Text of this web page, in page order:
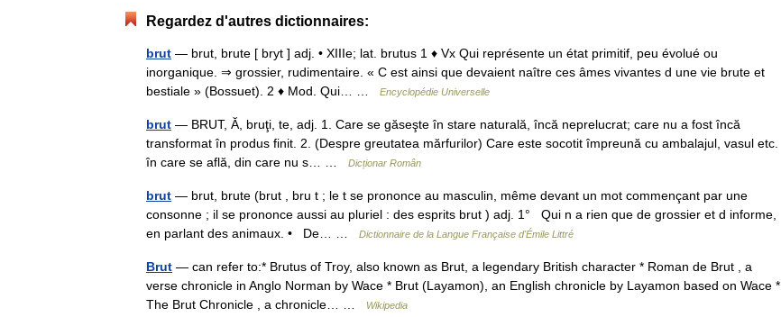
Regardez d'autres dictionnaires:
brut — brut, brute [ bryt ] adj. • XIIIe; lat. brutus 1 ♦ Vx Qui représente un état primitif, peu évolué ou
inorganique. ⇒ grossier, rudimentaire. « C est ainsi que devaient naître ces âmes vivantes d une vie brute et
bestiale » (Bossuet). 2 ♦ Mod. Qui… …
Encyclopédie Universelle
brut — BRUT, Ă, bruţi, te, adj. 1. Care se găseşte în stare naturală, încă neprelucrat; care nu a fost încă
transformat în produs finit. 2. (Despre greutatea mărfurilor) Care este socotit împreună cu ambalajul, vasul etc.
în care se află, din care nu s… …
Dicționar Român
brut — brut, brute (brut , bru t ; le t se prononce au masculin, même devant un mot commençant par une
consonne ; il se prononce aussi au pluriel : des esprits brut ) adj. 1° Qui n a rien que de grossier et d informe,
en parlant des animaux. • De… …
Dictionnaire de la Langue Française d'Émile Littré
Brut — can refer to:* Brutus of Troy, also known as Brut, a legendary British character * Roman de Brut , a
verse chronicle in Anglo Norman by Wace * Brut (Layamon), an English chronicle by Layamon based on Wace *
The Brut Chronicle , a chronicle… …
Wikipedia